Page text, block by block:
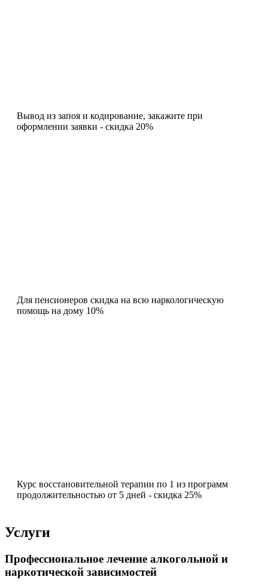
Вывод из запоя и кодирование, закажите при
оформлении заявки - скидка 20%
Для пенсионеров скидка на всю наркологическую
помощь на дому 10%
Курс восстановительной терапии по 1 из программ
продолжительностью от 5 дней - скидка 25%
Услуги
Профессиональное лечение алкогольной и
наркотической зависимостей